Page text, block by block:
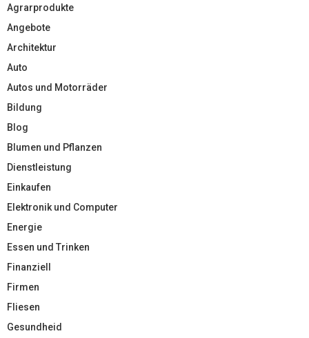
Agrarprodukte
Angebote
Architektur
Auto
Autos und Motorräder
Bildung
Blog
Blumen und Pflanzen
Dienstleistung
Einkaufen
Elektronik und Computer
Energie
Essen und Trinken
Finanziell
Firmen
Fliesen
Gesundheid